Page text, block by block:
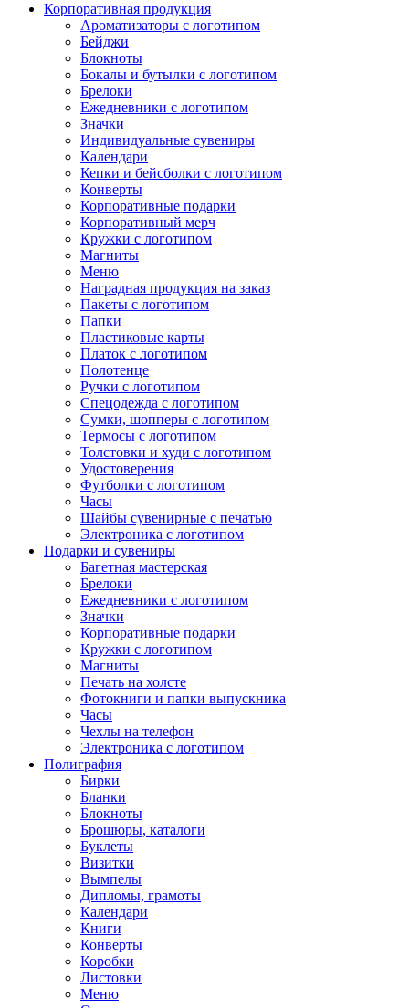
Корпоративная продукция
Ароматизаторы с логотипом
Бейджи
Блокноты
Бокалы и бутылки с логотипом
Брелоки
Ежедневники с логотипом
Значки
Индивидуальные сувениры
Календари
Кепки и бейсболки с логотипом
Конверты
Корпоративные подарки
Корпоративный мерч
Кружки с логотипом
Магниты
Меню
Наградная продукция на заказ
Пакеты с логотипом
Папки
Пластиковые карты
Платок с логотипом
Полотенце
Ручки с логотипом
Спецодежда с логотипом
Сумки, шопперы с логотипом
Термосы с логотипом
Толстовки и худи с логотипом
Удостоверения
Футболки с логотипом
Часы
Шайбы сувенирные с печатью
Электроника с логотипом
Подарки и сувениры
Багетная мастерская
Брелоки
Ежедневники с логотипом
Значки
Корпоративные подарки
Кружки с логотипом
Магниты
Печать на холсте
Фотокниги и папки выпускника
Часы
Чехлы на телефон
Электроника с логотипом
Полиграфия
Бирки
Бланки
Блокноты
Брошюры, каталоги
Буклеты
Визитки
Вымпелы
Дипломы, грамоты
Календари
Книги
Конверты
Коробки
Листовки
Меню